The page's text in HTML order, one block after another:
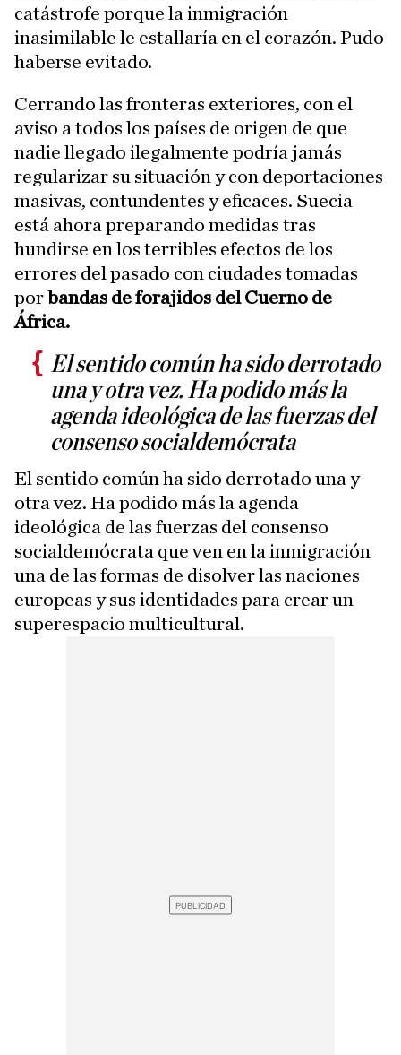
catástrofe porque la inmigración
inasimilable le estallaría en el corazón. Pudo
haberse evitado.
Cerrando las fronteras exteriores, con el
aviso a todos los países de origen de que
nadie llegado ilegalmente podría jamás
regularizar su situación y con deportaciones
masivas, contundentes y eficaces. Suecia
está ahora preparando medidas tras
hundirse en los terribles efectos de los
errores del pasado con ciudades tomadas
porbandas de forajidos del Cuerno de
África.
El sentido común ha sido derrotado
una y otra vez. Ha podido más la
agenda ideológica de las fuerzas del
consenso socialdemócrata
El sentido común ha sido derrotado una y
otra vez. Ha podido más la agenda
ideológica de las fuerzas del consenso
socialdemócrata que ven en la inmigración
una de las formas de disolver las naciones
europeas y sus identidades para crear un
superespacio multicultural.